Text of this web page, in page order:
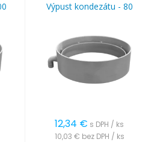
Výpust kondezátu - 80
12,34 € s DPH / ks
10,03 € bez DPH / ks